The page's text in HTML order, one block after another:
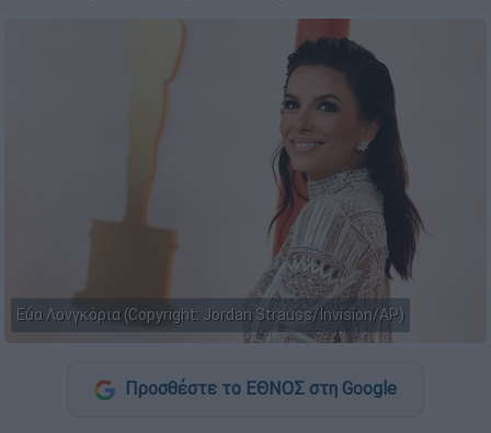
Εύα Λονγκόρια (Copyright: Jordan Strauss/Invision/AP)
Προσθέστε το ΕΘΝΟΣ στη Google